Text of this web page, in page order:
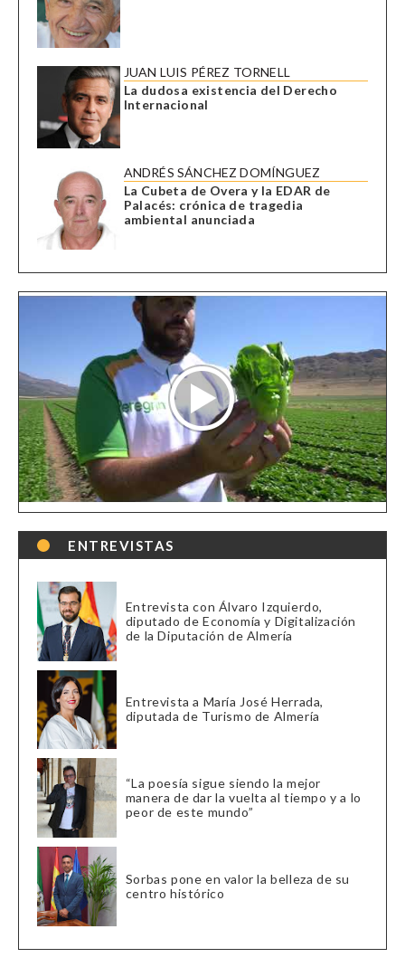
JUAN LUIS PÉREZ TORNELL
La dudosa existencia del Derecho
Internacional
ANDRÉS SÁNCHEZ DOMÍNGUEZ
La Cubeta de Overa y la EDAR de
Palacés: crónica de tragedia
ambiental anunciada
ENTREVISTAS
Entrevista con Álvaro Izquierdo,
diputado de Economía y Digitalización
de la Diputación de Almería
Entrevista a María José Herrada,
diputada de Turismo de Almería
“La poesía sigue siendo la mejor
manera de dar la vuelta al tiempo y a lo
peor de este mundo”
Sorbas pone en valor la belleza de su
centro histórico